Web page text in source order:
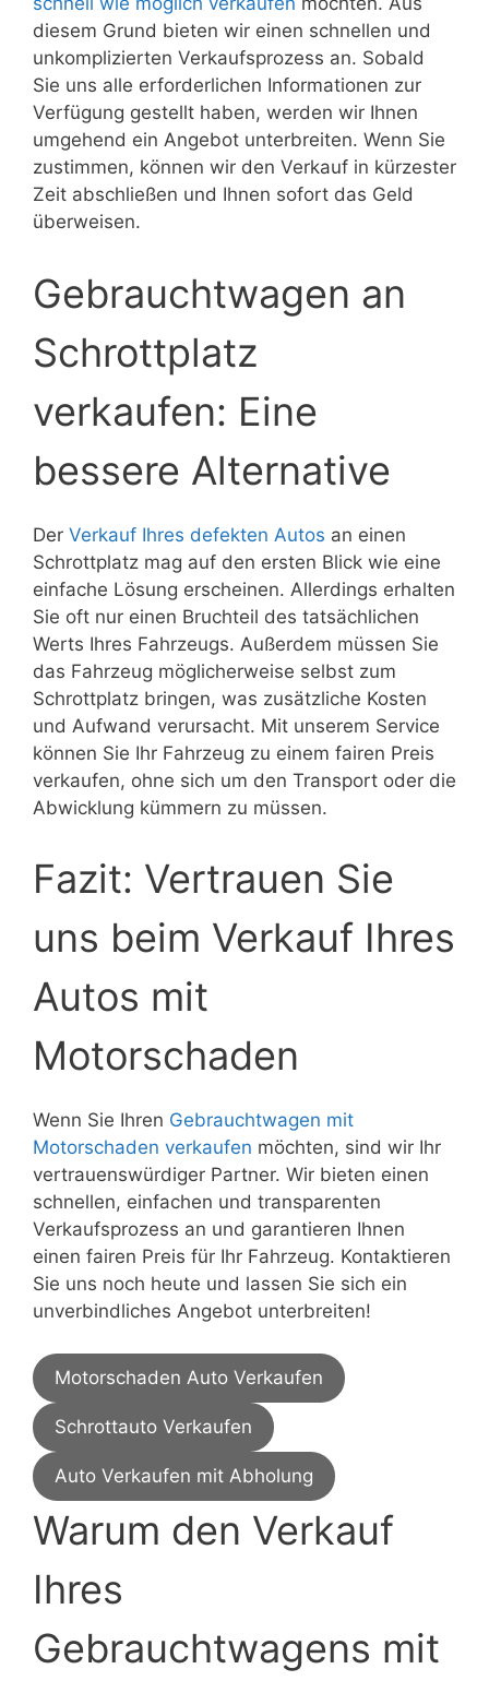
diesem Grund bieten wir einen schnellen und
unkomplizierten Verkaufsprozess an. Sobald
Sie uns alle erforderlichen Informationen zur
Verfügung gestellt haben, werden wir Ihnen
umgehend ein Angebot unterbreiten. Wenn Sie
zustimmen, können wir den Verkauf in kürzester
Zeit abschließen und Ihnen sofort das Geld
überweisen.
Gebrauchtwagen an
Schrottplatz
verkaufen: Eine
bessere Alternative
Der Verkauf Ihres defekten Autos an einen
Schrottplatz mag auf den ersten Blick wie eine
einfache Lösung erscheinen. Allerdings erhalten
Sie oft nur einen Bruchteil des tatsächlichen
Werts Ihres Fahrzeugs. Außerdem müssen Sie
das Fahrzeug möglicherweise selbst zum
Schrottplatz bringen, was zusätzliche Kosten
und Aufwand verursacht. Mit unserem Service
können Sie Ihr Fahrzeug zu einem fairen Preis
verkaufen, ohne sich um den Transport oder die
Abwicklung kümmern zu müssen.
Fazit: Vertrauen Sie
uns beim Verkauf Ihres
Autos mit
Motorschaden
Wenn Sie Ihren Gebrauchtwagen mit
Motorschaden verkaufen möchten, sind wir Ihr
vertrauenswürdiger Partner. Wir bieten einen
schnellen, einfachen und transparenten
Verkaufsprozess an und garantieren Ihnen
einen fairen Preis für Ihr Fahrzeug. Kontaktieren
Sie uns noch heute und lassen Sie sich ein
unverbindliches Angebot unterbreiten!
Motorschaden Auto Verkaufen
Schrottauto Verkaufen
Auto Verkaufen mit Abholung
Warum den Verkauf
Ihres
Gebrauchtwagens mit